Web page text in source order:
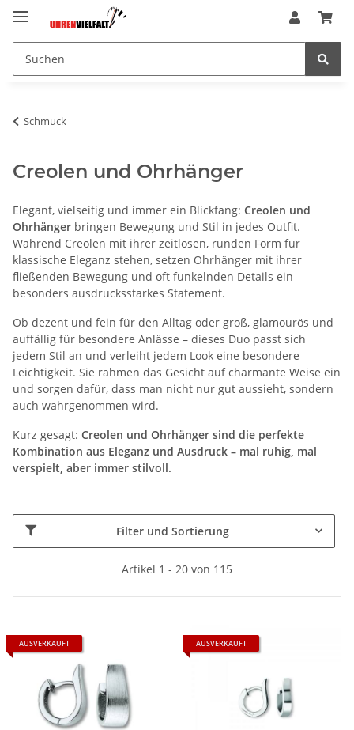
Schmuck
Creolen und Ohrhänger
Elegant, vielseitig und immer ein Blickfang: Creolen und
Ohrhänger bringen Bewegung und Stil in jedes Outfit.
Während Creolen mit ihrer zeitlosen, runden Form für
klassische Eleganz stehen, setzen Ohrhänger mit ihrer
fließenden Bewegung und oft funkelnden Details ein
besonders ausdrucksstarkes Statement.
Ob dezent und fein für den Alltag oder groß, glamourös und
auffällig für besondere Anlässe – dieses Duo passt sich
jedem Stil an und verleiht jedem Look eine besondere
Leichtigkeit. Sie rahmen das Gesicht auf charmante Weise ein
und sorgen dafür, dass man nicht nur gut aussieht, sondern
auch wahrgenommen wird.
Kurz gesagt: Creolen und Ohrhänger sind die perfekte
Kombination aus Eleganz und Ausdruck – mal ruhig, mal
verspielt, aber immer stilvoll.
Filter und Sortierung
Artikel 1 - 20 von 115
AUSVERKAUFT AUSVERKAUFT